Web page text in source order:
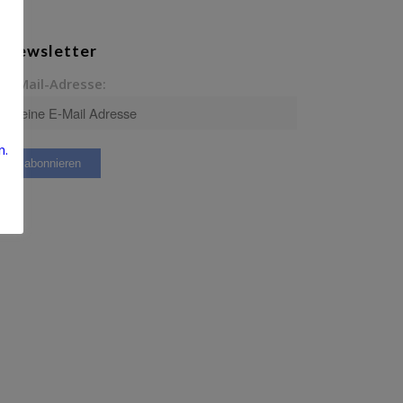
Newsletter
E-Mail-Adresse: